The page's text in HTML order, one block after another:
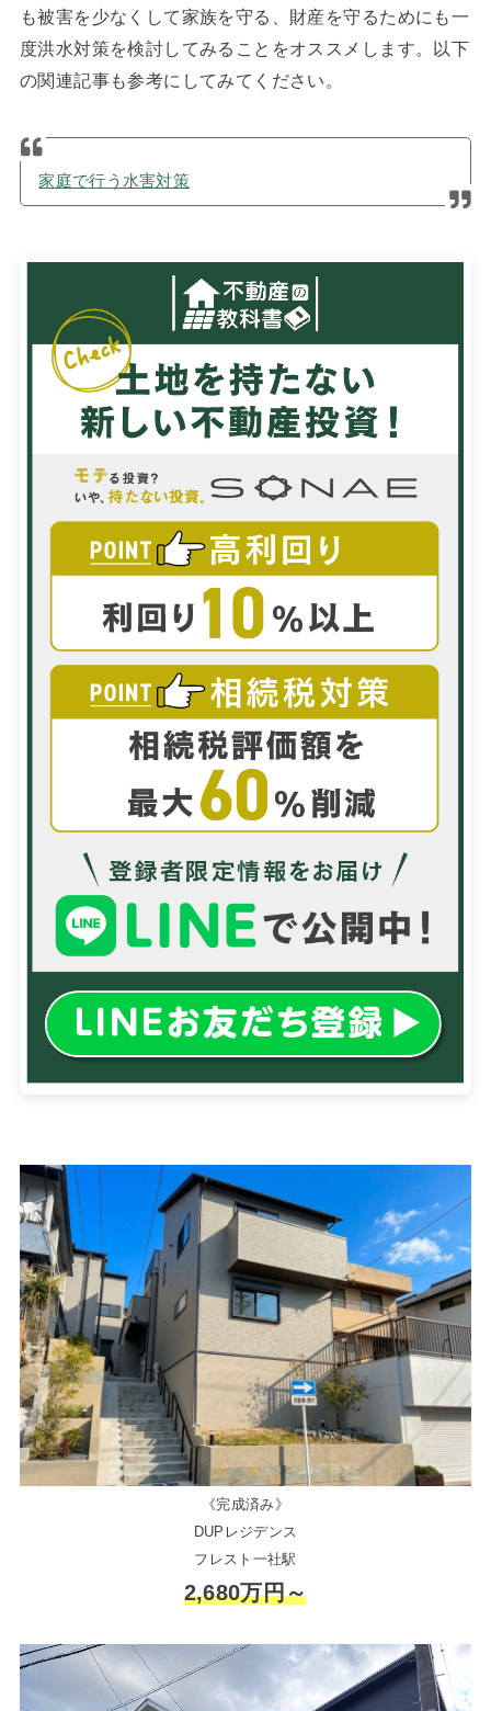
も被害を少なくして家族を守る、財産を守るためにも一
度洪水対策を検討してみることをオススメします。以下
の関連記事も参考にしてみてください。
家庭で行う水害対策
《完成済み》
DUPレジデンス
フレスト一社駅
2,680万円～